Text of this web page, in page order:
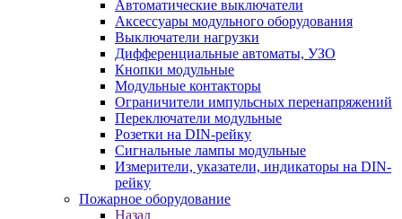
Автоматические выключатели
Аксессуары модульного оборудования
Выключатели нагрузки
Дифференциальные автоматы, УЗО
Кнопки модульные
Модульные контакторы
Ограничители импульсных перенапряжений
Переключатели модульные
Розетки на DIN-рейку
Сигнальные лампы модульные
Измерители, указатели, индикаторы на DIN-
рейку
Пожарное оборудование
Назад